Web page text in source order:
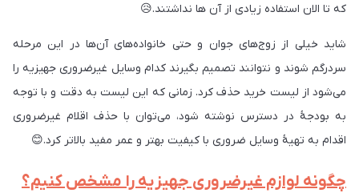
که تا الان استفاده زیادی از آن ها نداشتند.😥
شاید خیلی از زوج‌های جوان و حتی خانواده‌های آن‌ها در این مرحله
سردرگم شوند و نتوانند تصمیم بگیرند کدام وسایل غیرضروری جهیزیه را
می‌شود از لیست خرید حذف کرد. زمانی که این لیست به دقت و با توجه
به بودجۀ در دسترس نوشته شود، می‌توان با حذف اقلام غیرضروری
اقدام به تهیۀ وسایل ضروری با کیفیت بهتر و عمر مفید بالاتر کرد.😊
چگونه لوازم غیرضروری جهیزیه را مشخص کنیم؟